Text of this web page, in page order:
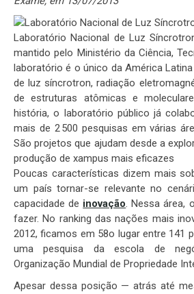
Laboratório Nacional de Luz
mantido pelo Ministério da Ciência,
laboratório é o único da América
de luz síncrotron, radiação
de estruturas atômicas e
história, o laboratório público já
mais de 2 500 pesquisas em várias
São projetos que ajudam desde a
produção de xampus mais eficazes
Poucas características dizem mais
um país tornar-se relevante no
capacidade de inovação. Nessa área,
fazer. No ranking das nações mais
2012, ficamos em 58o lugar entre 141
uma pesquisa da escola de
Organização Mundial de Propriedade
Apesar dessa posição — atrás até